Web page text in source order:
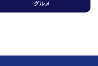
グルメ